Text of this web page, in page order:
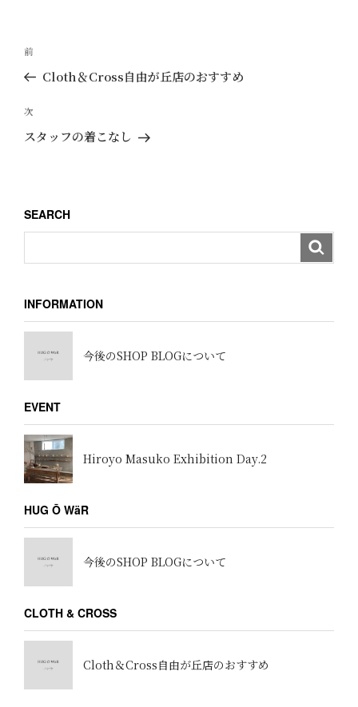
投
ナ
ビ
ゲ
ン
過
去
投
稿
前
Cloth＆Cross自由が丘店のおすすめ
次
の
次
スタッフの着こなし
SEARCH
INFORMATION
今後のSHOP BLOGについて
EVENT
Hiroyo Masuko Exhibition Day.2
HUG Ō WäR
今後のSHOP BLOGについて
CLOTH & CROSS
Cloth＆Cross自由が丘店のおすすめ